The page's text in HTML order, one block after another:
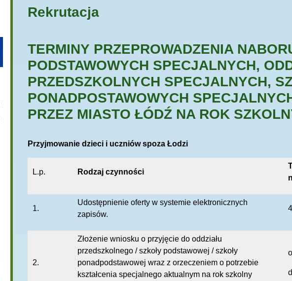
Rekrutacja
TERMINY PRZEPROWADZENIA
PODSTAWOWYCH SPECJALNYCH,
PRZEDSZKOLNYCH SPECJALNYCH,
PONADPOSTAWOWYCH
PRZEZ MIASTO ŁÓDŹ NA ROK
Przyjmowanie dzieci i uczniów spoza Łodzi
L.p. Rodzaj czynności
1.
Udostępnienie oferty w systemie elektronicznych
zapisów.
2.
Złożenie wniosku o przyjęcie do oddziału
przedszkolnego / szkoły podstawowej / szkoły
ponadpodstawowej wraz z orzeczeniem o potrzebie
kształcenia specjalnego aktualnym na rok szkolny